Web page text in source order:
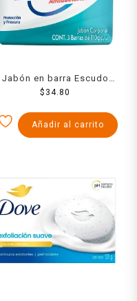
Jabón en barra Escudo
antibacterial protección y
c/u
$ 34.80
Añadir al carrito